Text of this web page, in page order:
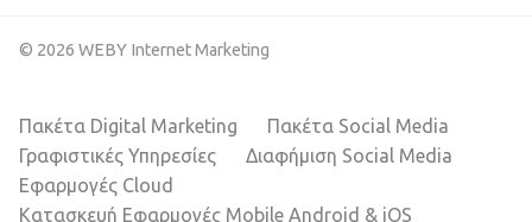
© 2026 WEBY Internet Marketing
Πακέτα Digital Marketing
Πακέτα Social Media
Γραφιστικές Υπηρεσίες
Διαφήμιση Social Media
Εφαρμογές Cloud
Κατασκευή Εφαρμογές Mobile Android & iOS